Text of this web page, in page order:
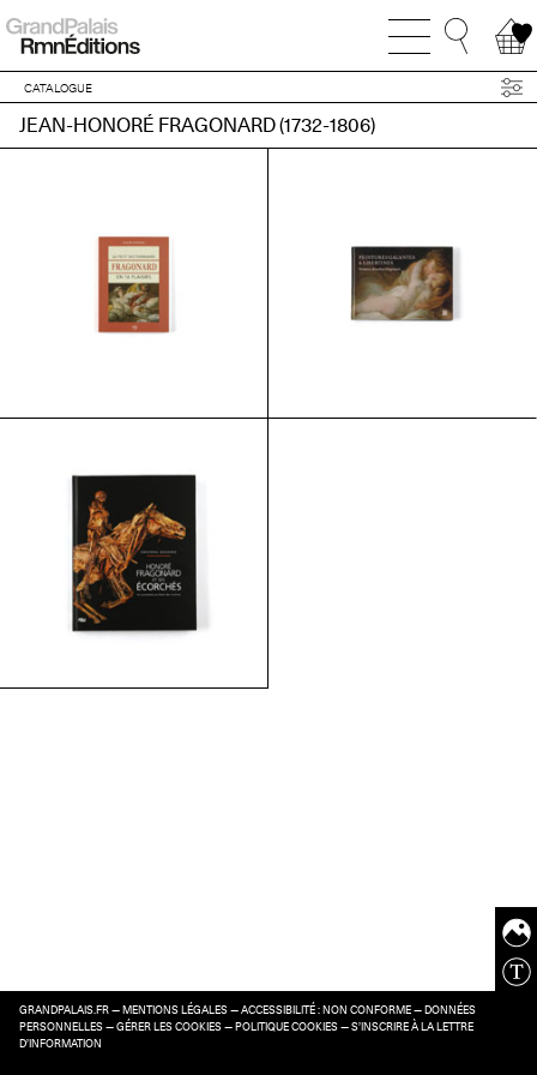
CATALOGUE
JEAN-HONORÉ FRAGONARD (1732-1806)
GRANDPALAIS.FR — MENTIONS LÉGALES — ACCESSIBILITÉ : NON CONFORME — DONNÉES
PERSONNELLES — GÉRER LES COOKIES — POLITIQUE COOKIES — S’INSCRIRE À LA LETTRE
D’INFORMATION